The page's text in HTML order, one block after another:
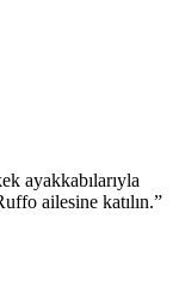
ayakkabılarıyla
ailesine katılın.”